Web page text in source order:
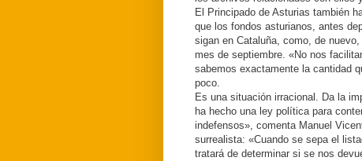
El Principado de Asturias también
que los fondos asturianos, antes
sigan en Cataluña, como, de
mes de septiembre. «No nos
sabemos exactamente la cantidad
poco.
Es una situación irracional. Da la
ha hecho una ley política para
indefensos», comenta Manuel
surrealista: «Cuando se sepa el
tratará de determinar si se nos